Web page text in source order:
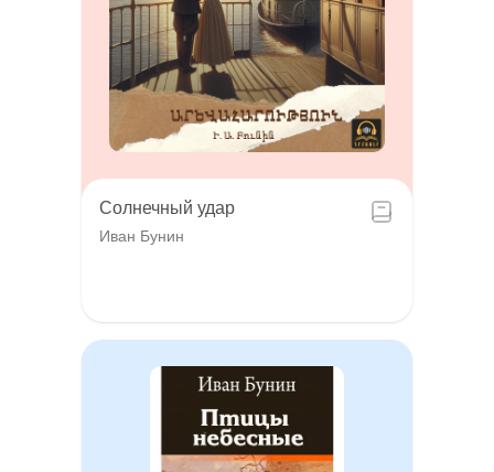
Солнечный удар
Иван Бунин